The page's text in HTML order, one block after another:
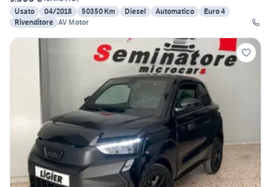
Usato
04/2018 50350 Km Diesel Automatico
Euro 4
Rivenditore AV Motor